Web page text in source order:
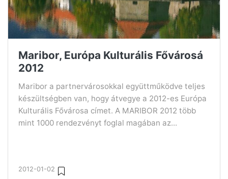
Maribor, Európa Kulturális Fővárosá
2012
Maribor a partnervárosokkal együttműködve teljes
készültségben van, hogy átvegye a 2012-es Európa
Kulturális Fővárosa címet. A MARIBOR 2012 több
mint 1000 rendezvényt foglal magában az...
2012-01-02